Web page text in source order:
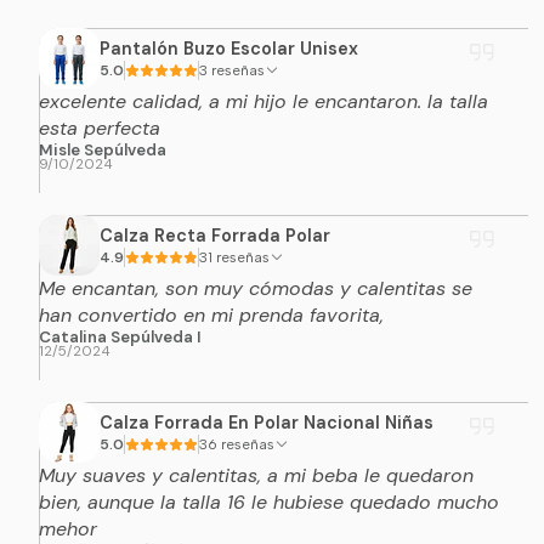
Este set incluyefalda + puntilla + pañuelo de
cabeza
Para que tu niña tenga el conjunto completo
listo para su presentación escolar, agrega
Agregar camiseta de algodón
Agregar pantys ballerinas
venden por separado.
¿Quieres el look completo para la
Pantalón Buzo Escolar Unisex
5.0 3 reseñas
excelente calidad, a mi hijo le encantaron. la talla
esta perfecta
Misle Sepúlveda
9/10/2024
Calza Recta Forrada Polar
4.9 31 reseñas
Me encantan, son muy cómodas y calentitas se
han convertido en mi prenda favorita,
Catalina Sepúlveda I
12/5/2024
Calza Forrada En Polar Nacional Niñas
5.0 36 reseñas
Muy suaves y calentitas, a mi beba le quedaron
bien, aunque la talla 16 le hubiese quedado mucho
mehor